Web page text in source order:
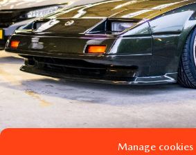
Manage cookies